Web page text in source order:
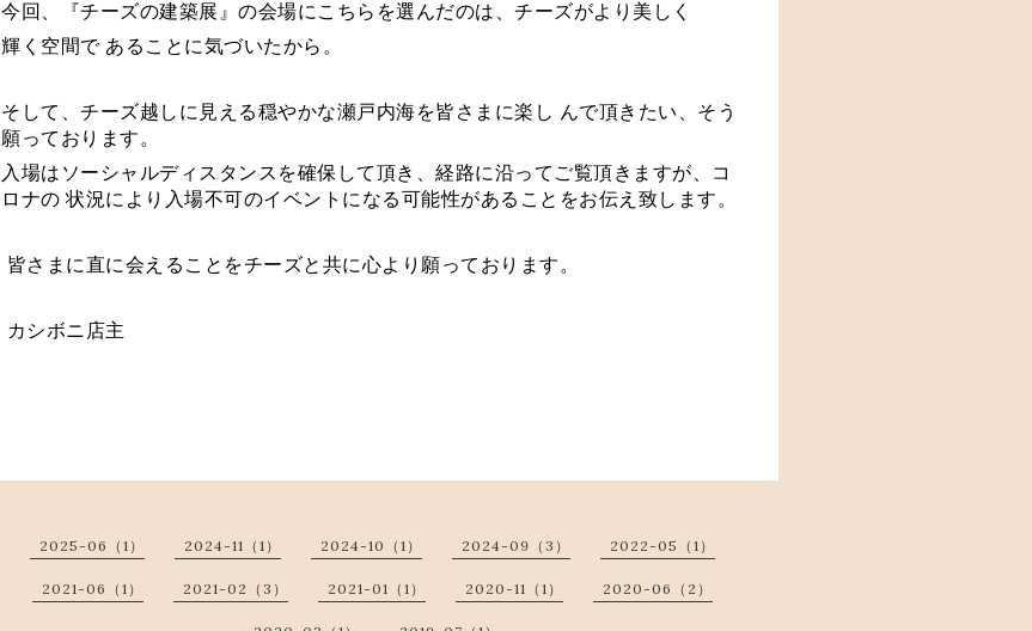
今回、『チーズの建築展』の会場にこちらを選んだのは、チーズがより美しく
輝く空間で あることに気づいたから。
そして、チーズ越しに見える穏やかな瀬戸内海を皆さまに楽し んで頂きたい、そう
願っております。
入場はソーシャルディスタンスを確保して頂き、経路に沿ってご覧頂きますが、コ
ロナの 状況により入場不可のイベントになる可能性があることをお伝え致します。
皆さまに直に会えることをチーズと共に心より願っております。
カシボニ店主
2025-06（1） 2024-11（1） 2024-10（1） 2024-09（3） 2022-05（1）
2021-06（1） 2021-02（3） 2021-01（1） 2020-11（1） 2020-06（2）